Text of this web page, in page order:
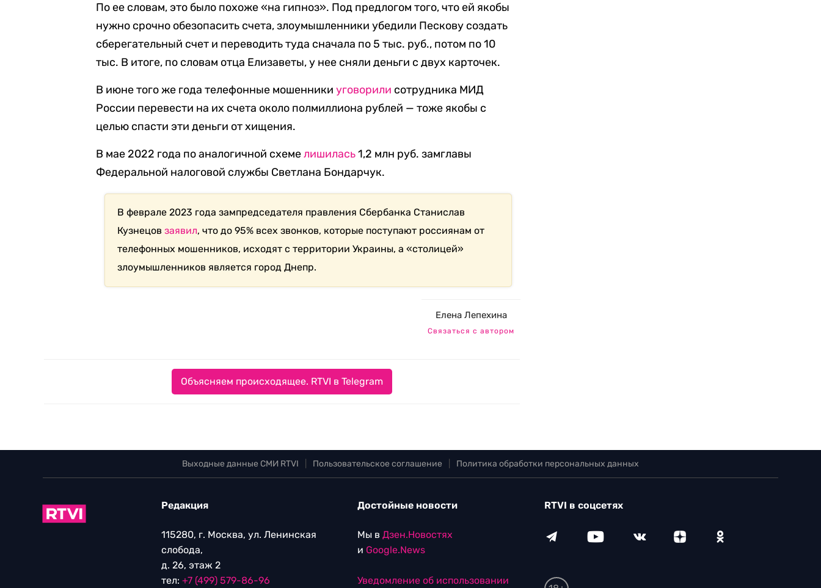
По ее словам, это было похоже «на гипноз». Под предлогом того, что ей якобы
нужно срочно обезопасить счета, злоумышленники убедили Пескову создать
сберегательный счет и переводить туда сначала по 5 тыс. руб., потом по 10
тыс. В итоге, по словам отца Елизаветы, у нее сняли деньги с двух карточек.
В июне того же года телефонные мошенникиуговорили сотрудника МИД
России перевести на их счета около полмиллиона рублей — тоже якобы с
целью спасти эти деньги от хищения.
В мае 2022 года по аналогичной схемелишилась1,2 млн руб. замглавы
Федеральной налоговой службы Светлана Бондарчук.
В феврале 2023 года зампредседателя правления Сбербанка Станислав
Кузнецовзаявил, что до 95% всех звонков, которые поступают россиянам от
телефонных мошенников, исходят с территории Украины, а «столицей»
злоумышленников является город Днепр.
Елена Лепехина
Связаться с автором
Объясняем происходящее. RTVI в Telegram
Выходные данные СМИ RTVI Пользовательское соглашение Политика обработки персональных данных
Редакция
115280, г. Москва, ул. Ленинская
слобода,
д. 26, этаж 2
тел: +7 (499) 579-86-96
Достойные новости
Мы в Дзен.Новостях
и Google.News
Уведомление об использовании
RTVI в соцсетях